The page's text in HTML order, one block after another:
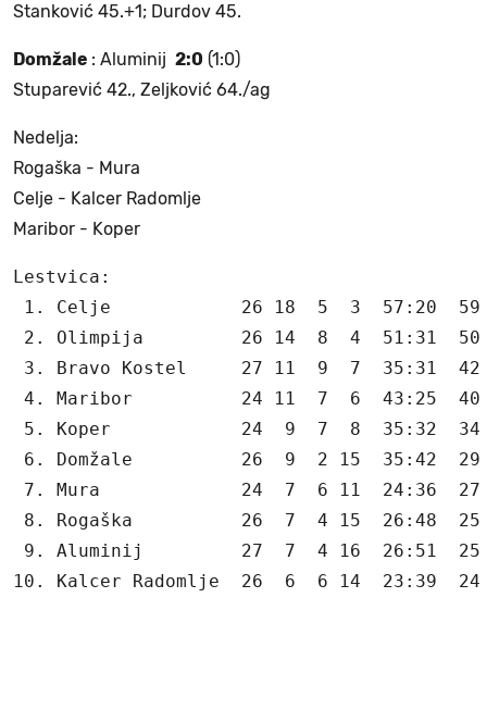
Stanković 45.+1; Durdov 45.
Domžale : Aluminij 2:0 (1:0)
Stuparević 42., Zeljković 64./ag
Nedelja:
Rogaška - Mura
Celje - Kalcer Radomlje
Maribor - Koper
Lestvica:
1. Celje            26 18  5  3  57:20  59
2. Olimpija         26 14  8  4  51:31  50
3. Bravo Kostel     27 11  9  7  35:31  42
4. Maribor          24 11  7  6  43:25  40
5. Koper            24  9  7  8  35:32  34
6. Domžale          26  9  2 15  35:42  29
7. Mura             24  7  6 11  24:36  27
8. Rogaška          26  7  4 15  26:48  25
9. Aluminij         27  7  4 16  26:51  25
10. Kalcer Radomlje  26  6  6 14  23:39  24